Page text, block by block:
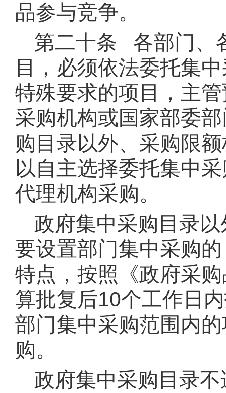
品参与竞争。
第二十条 各部门、
目，必须依法委托集
特殊要求的项目，主
采购机构或国家部委
购目录以外、采购限
以自主选择委托集中
代理机构采购。
政府集中采购目录
要设置部门集中采购
特点，按照《政府采
算批复后10个工作日
部门集中采购范围内
购。
政府集中采购目录